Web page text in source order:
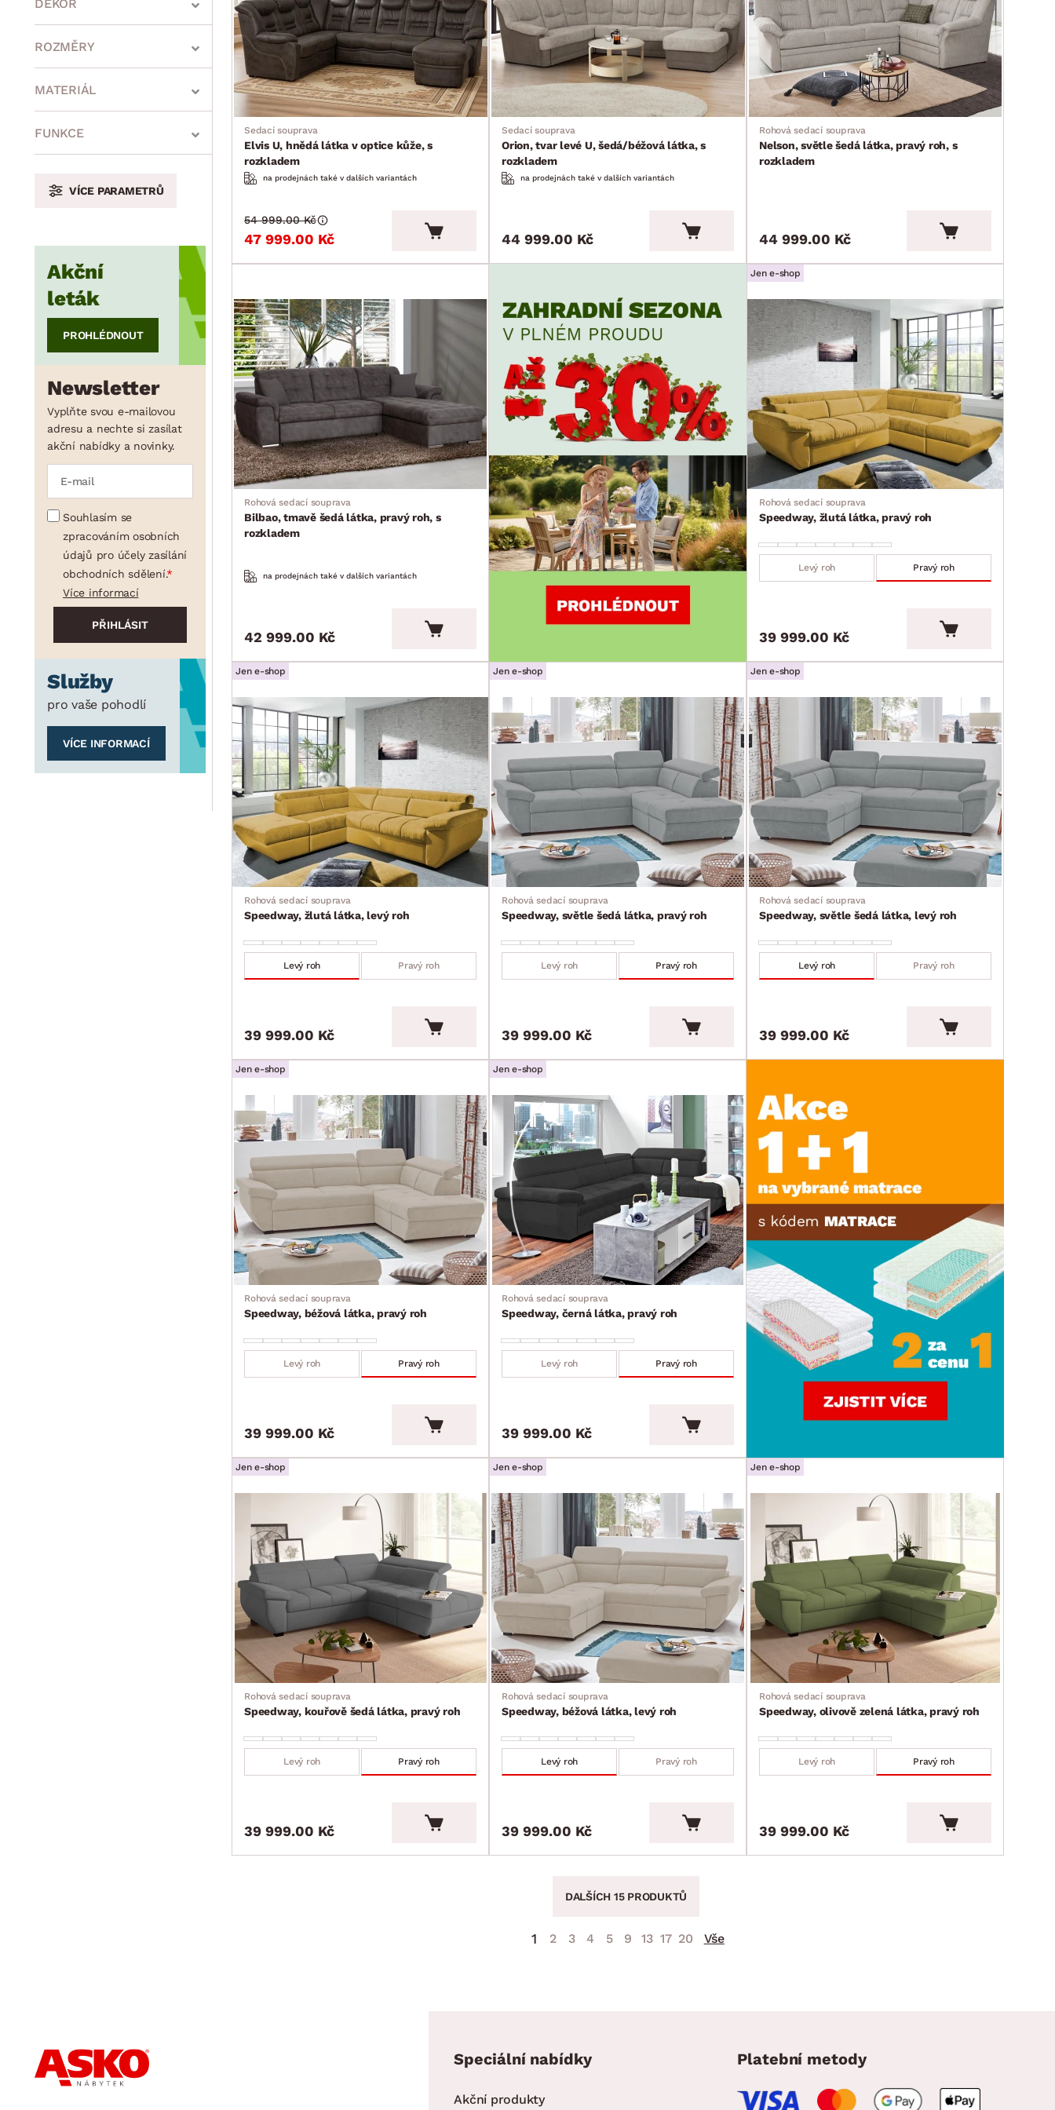
DEKOR
ROZMĚRY
min.
min. cm max.
min. cm cm
cm max.
min. cm max. cm
cm
MATERIÁL
FUNKCE
VÍCE PARAMETRŮ
Akční
leták
PROHLÉDNOUT
Newsletter
Vyplňte svou e-mailovou
adresu a nechte si zasílat
akční nabídky a novinky.
Souhlasím se
zpracováním osobních
údajů pro účely zasílání
obchodních sdělení.
Více informací
Služby
pro vaše pohodlí
VÍCE INFORMACÍ
Sedací souprava
Elvis U, hnědá látka v optice kůže, s
rozkladem
na prodejnách také v dalších variantách
47 999.00 Kč
54 999.00 Kč
Sedací souprava
Orion, tvar levé U, šedá/béžová látka, s
rozkladem
na prodejnách také v dalších variantách
44 999.00 Kč
Rohová sedací souprava
Nelson, světle šedá látka, pravý roh, s
rozkladem
44 999.00 Kč
Rohová sedací souprava
Bilbao, tmavě šedá látka, pravý roh, s
rozkladem
na prodejnách také v dalších variantách
42 999.00 Kč
Jen e-shop
Rohová sedací souprava
Speedway, žlutá látka, pravý roh
Levý roh Pravý roh
39 999.00 Kč
Jen e-shop
Rohová sedací souprava
Speedway, žlutá látka, levý roh
Levý roh Pravý roh
39 999.00 Kč
Jen e-shop
Rohová sedací souprava
Speedway, světle šedá látka, pravý roh
Levý roh Pravý roh
39 999.00 Kč
Jen e-shop
Rohová sedací souprava
Speedway, světle šedá látka, levý roh
Levý roh Pravý roh
39 999.00 Kč
Jen e-shop
Rohová sedací souprava
Speedway, béžová látka, pravý roh
Levý roh Pravý roh
39 999.00 Kč
Jen e-shop
Rohová sedací souprava
Speedway, černá látka, pravý roh
Levý roh Pravý roh
39 999.00 Kč
Jen e-shop
Rohová sedací souprava
Speedway, kouřově šedá látka, pravý roh
Levý roh Pravý roh
39 999.00 Kč
Jen e-shop
Rohová sedací souprava
Speedway, béžová látka, levý roh
Levý roh Pravý roh
39 999.00 Kč
Jen e-shop
Rohová sedací souprava
Speedway, olivově zelená látka, pravý roh
Levý roh Pravý roh
39 999.00 Kč
DALŠÍCH 15 PRODUKTŮ
1 2 3 4 5 9 13 17 20 Vše
Speciální nabídky
Akční produkty
Platební metody